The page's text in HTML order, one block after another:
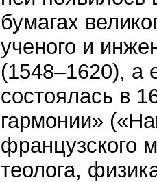
бумагах
ученого и
(1548–1620), а
состоялась в
гармонии»
французского
теолога,